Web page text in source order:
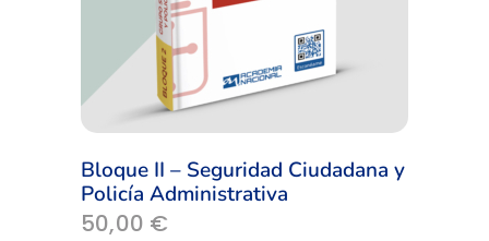
Bloque II – Seguridad Ciudadana y
Policía Administrativa
50,00 €